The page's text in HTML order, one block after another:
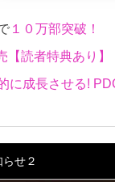
１０万部突破！
【読者特典あり】
に成長させる!
せ２